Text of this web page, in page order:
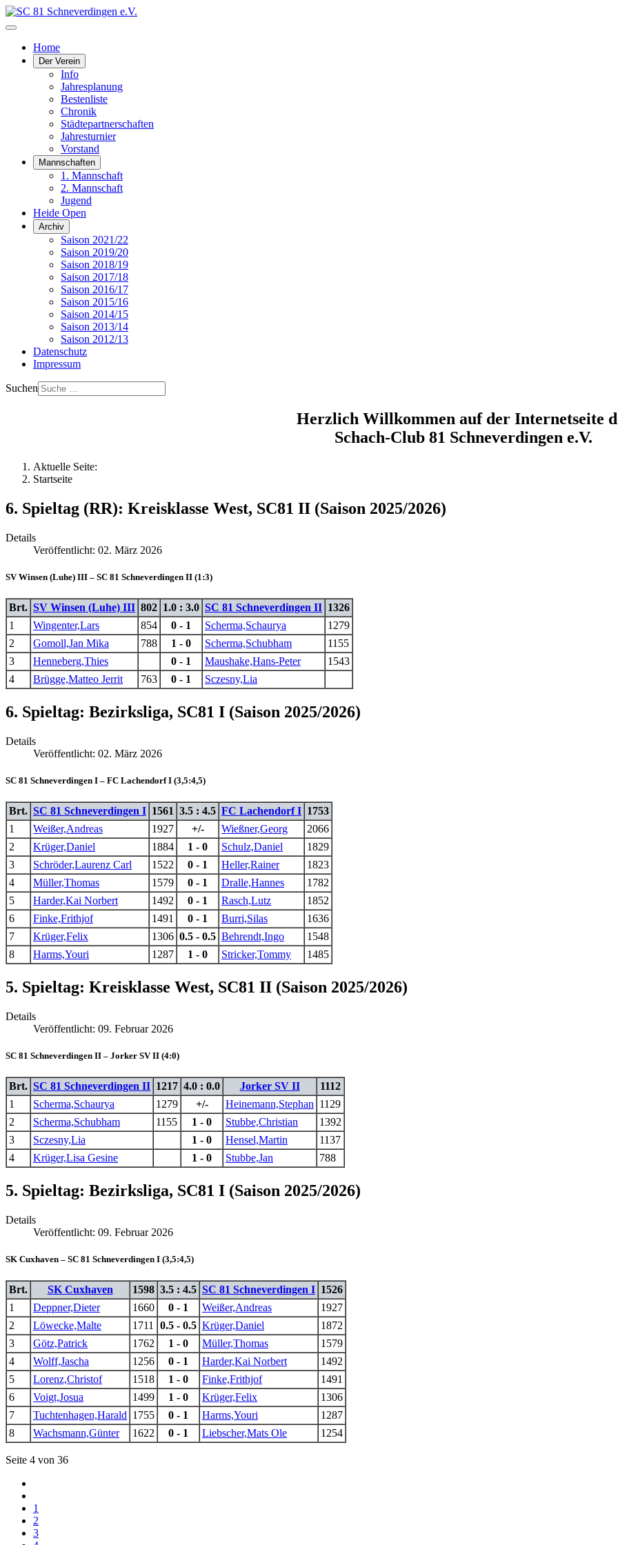
Home
Der Verein
Info
Jahresplanung
Bestenliste
Chronik
Städtepartnerschaften
Jahresturnier
Vorstand
Mannschaften
1. Mannschaft
2. Mannschaft
Jugend
Heide Open
Archiv
Saison 2021/22
Saison 2019/20
Saison 2018/19
Saison 2017/18
Saison 2016/17
Saison 2015/16
Saison 2014/15
Saison 2013/14
Saison 2012/13
Datenschutz
Impressum
Suchen
Herzlich Willkommen auf der Internetseite
Schach-Club 81 Schneverdingen e.V.
Aktuelle Seite:
Startseite
6. Spieltag (RR): Kreisklasse West, SC81 II (Saison 2025/2026)
Details
Veröffentlicht: 02. März 2026
SV Winsen (Luhe) III – SC 81 Schneverdingen II (1:3)
Brt. SV Winsen (Luhe) III 802 1.0 : 3.0 SC 81 Schneverdingen II 1326
1
Wingenter,Lars 854 0 - 1 Scherma,Schaurya
1279
2
Gomoll,Jan Mika 788 1 - 0 Scherma,Schubham
1155
3
Henneberg,Thies 0 - 1 Maushake,Hans-Peter
1543
4
Brügge,Matteo Jerrit 763 0 - 1 Sczesny,Lia
6. Spieltag: Bezirksliga, SC81 I (Saison 2025/2026)
Details
Veröffentlicht: 02. März 2026
SC 81 Schneverdingen I – FC Lachendorf I (3,5:4,5)
Brt. SC 81 Schneverdingen I 1561 3.5 : 4.5 FC Lachendorf I 1753
1
Weißer,Andreas 1927 +/- Wießner,Georg
2066
2
Krüger,Daniel 1884 1 - 0 Schulz,Daniel
1829
3
Schröder,Laurenz Carl 1522 0 - 1 Heller,Rainer
1823
4
Müller,Thomas 1579 0 - 1 Dralle,Hannes
1782
5
Harder,Kai Norbert 1492 0 - 1 Rasch,Lutz
1852
6
Finke,Frithjof 1491 0 - 1 Burri,Silas
1636
7
Krüger,Felix 1306 0.5 - 0.5 Behrendt,Ingo
1548
8
Harms,Youri 1287 1 - 0 Stricker,Tommy 1485
5. Spieltag: Kreisklasse West, SC81 II (Saison 2025/2026)
Details
Veröffentlicht: 09. Februar 2026
SC 81 Schneverdingen II – Jorker SV II (4:0)
Brt. SC 81 Schneverdingen II 1217 4.0 : 0.0 Jorker SV II
1112
1
Scherma,Schaurya 1279 +/- Heinemann,Stephan 1129
2
Scherma,Schubham 1155 1 - 0 Stubbe,Christian
1392
3
Sczesny,Lia 1 - 0 Hensel,Martin
1137
4
Krüger,Lisa Gesine 1 - 0 Stubbe,Jan 788
5. Spieltag: Bezirksliga, SC81 I (Saison 2025/2026)
Details
Veröffentlicht: 09. Februar 2026
SK Cuxhaven – SC 81 Schneverdingen I (3,5:4,5)
Brt. SK Cuxhaven 1598 3.5 : 4.5 SC 81 Schneverdingen I 1526
1
Deppner,Dieter 1660 0 - 1 Weißer,Andreas
1927
2
Löwecke,Malte 1711 0.5 - 0.5 Krüger,Daniel
1872
3
Götz,Patrick 1762 1 - 0 Müller,Thomas
1579
4
Wolff,Jascha 1256 0 - 1 Harder,Kai Norbert
1492
5
Lorenz,Christof 1518 1 - 0 Finke,Frithjof
1491
6
Voigt,Josua 1499 1 - 0 Krüger,Felix
1306
7
Tuchtenhagen,Harald 1755 0 - 1 Harms,Youri
1287
8
Wachsmann,Günter 1622 0 - 1 Liebscher,Mats Ole 1254
Seite 4 von 36
1
2
3